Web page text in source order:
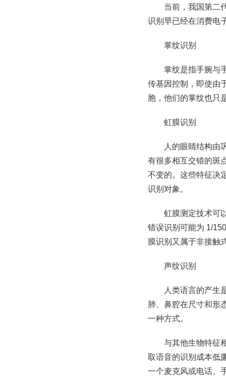
当前，我国第二
识别早已经在消费电
掌纹识别
掌纹是指手腕与
传基因控制，即使由
胞，他们的掌纹也只
虹膜识别
人的眼睛结构由
有很多相互交错的斑
不变的。这些特征决
识别对象。
虹膜测定技术可
错误识别可能为 1/
膜识别又属于非接触
声纹识别
人类语言的产生
肺、鼻腔在尺寸和形
一种方式。
与其他生物特征
取语音的识别成本低
一个麦克风或电话、